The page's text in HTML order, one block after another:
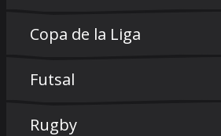
Copa de la Liga
Futsal
Rugby